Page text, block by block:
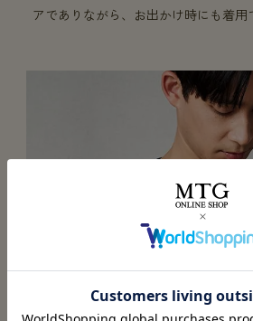
アでありながら、お出かけ時にも着用